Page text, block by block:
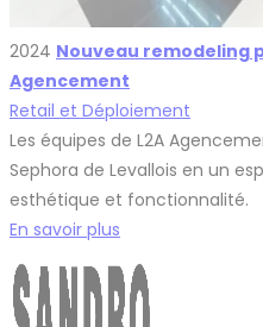
2024 Nouveau remodeling
Agencement
Retail et Déploiement
Les équipes de L2A
Sephora de Levallois en un
esthétique et fonctionnalité.
En savoir plus